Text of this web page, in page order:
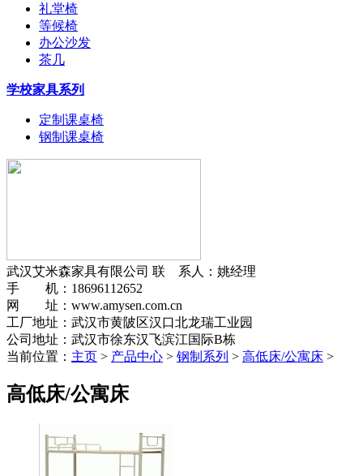
礼堂椅
等候椅
办公沙发
茶几
学校家具系列
定制课桌椅
钢制课桌椅
武汉艾米森家具有限公司 联 系人：姚经理
手 机：18696112652
网 址：www.amysen.com.cn
工厂地址：武汉市黄陂区汉口北龙瑞工业园
公司地址：武汉市徐东汉飞滨江国际B栋
当前位置： 主页 > 产品中心 > 钢制系列 > 高低床/公寓床 >
高低床/公寓床